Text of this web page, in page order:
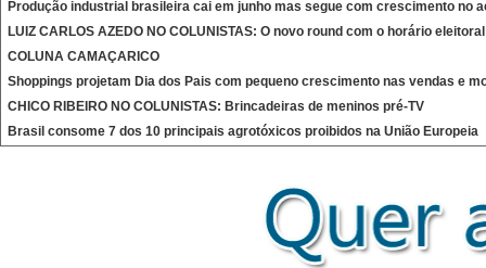
Produção industrial brasileira cai em junho mas segue com crescimento no
LUIZ CARLOS AZEDO NO COLUNISTAS: O novo round com o horário eleitoral
COLUNA CAMAÇARICO
Shoppings projetam Dia dos Pais com pequeno crescimento nas vendas e
CHICO RIBEIRO NO COLUNISTAS: Brincadeiras de meninos pré-TV
Brasil consome 7 dos 10 principais agrotóxicos proibidos na União Europeia